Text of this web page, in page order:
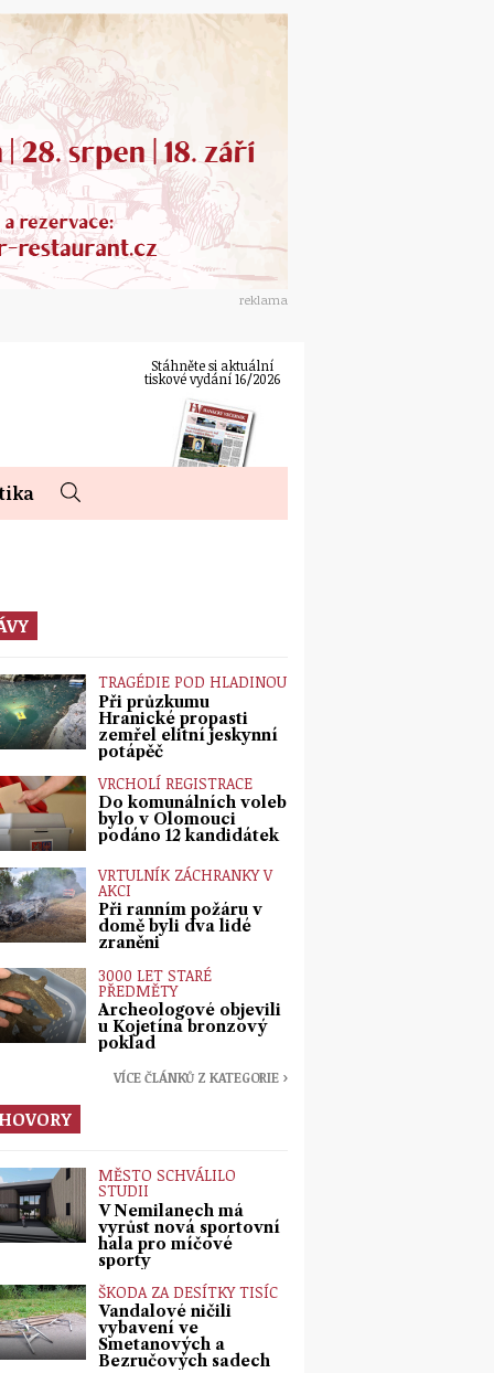
reklama
Stáhněte si aktuální
tiskové vydání 16/2026
TRAGÉDIE POD HLADINOU
Při průzkumu
Hranické propasti
zemřel elitní jeskynní
potápěč
VRCHOLÍ REGISTRACE
Do komunálních voleb
bylo v Olomouci
podáno 12 kandidátek
VRTULNÍK ZÁCHRANKY V
AKCI
Při ranním požáru v
domě byli dva lidé
zraněni
3000 LET STARÉ
PŘEDMĚTY
Archeologové objevili
u Kojetína bronzový
poklad
VÍCE ČLÁNKŮ Z KATEGORIE ›
MĚSTO SCHVÁLILO
STUDII
V Nemilanech má
vyrůst nová sportovní
hala pro míčové
sporty
ŠKODA ZA DESÍTKY TISÍC
Vandalové ničili
vybavení ve
Smetanových a
Bezručových sadech